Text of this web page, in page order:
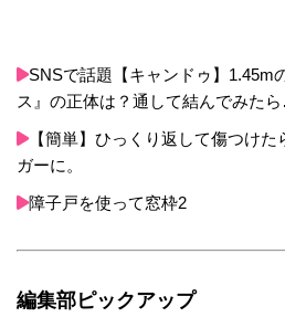
SNSで話題【キャンドゥ】1.45m
ス』の正体は？通して結んでみた
【簡単】ひっくり返して傷つけた
ガーに。
障子戸を使って窓枠2
編集部ピックアップ